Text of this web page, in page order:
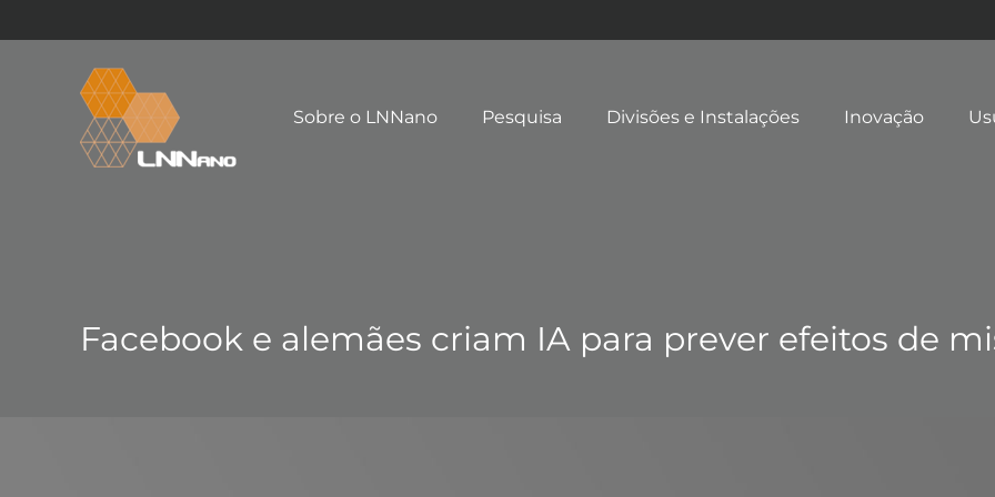
Sobre o LNNano Pesquisa Divisões e Instalações Inovação
Facebook e alemães criam IA para prever efeitos de